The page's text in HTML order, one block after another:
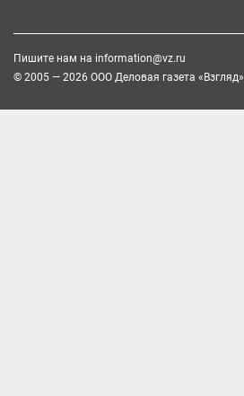
Пишите нам на information@vz.ru
© 2005 — 2026 ООО Деловая газета «Взгляд»